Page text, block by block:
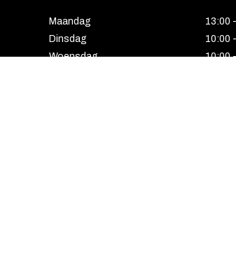
Maandag
13:00
Dinsdag
10:00
Woensdag
10:00